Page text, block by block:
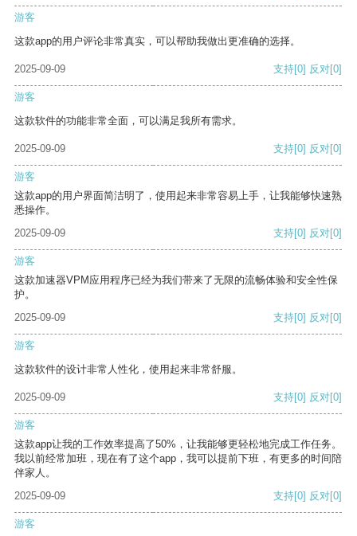
游客
这款app的用户评论非常真实，可以帮助我做出更准确的选择。
2025-09-09 支持[0] 反对[0]
游客
这款软件的功能非常全面，可以满足我所有需求。
2025-09-09 支持[0] 反对[0]
游客
这款app的用户界面简洁明了，使用起来非常容易上手，让我能够快速熟
悉操作。
2025-09-09
支持[0] 反对[0]
游客
这款加速器VPM应用程序已经为我们带来了无限的流畅体验和安全性保
护。
2025-09-09
支持[0] 反对[0]
游客
这款软件的设计非常人性化，使用起来非常舒服。
2025-09-09 支持[0] 反对[0]
游客
这款app让我的工作效率提高了50%，让我能够更轻松地完成工作任务。
我以前经常加班，现在有了这个app，我可以提前下班，有更多的时间陪
伴家人。
2025-09-09
支持[0] 反对[0]
游客